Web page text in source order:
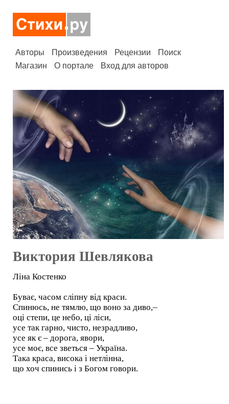
Авторы Произведения Рецензии
Поиск
Магазин
О портале Вход для авторов
Виктория Шевлякова
Лiна Костенко
Буває, часом сліпну від краси.
Спинюсь, не тямлю, що воно за диво,–
оці степи, це небо, ці ліси,
усе так гарно, чисто, незрадливо,
усе як є – дорога, явори,
усе моє, все зветься – Україна.
Така краса, висока і нетлінна,
що хоч спинись і з Богом говори.